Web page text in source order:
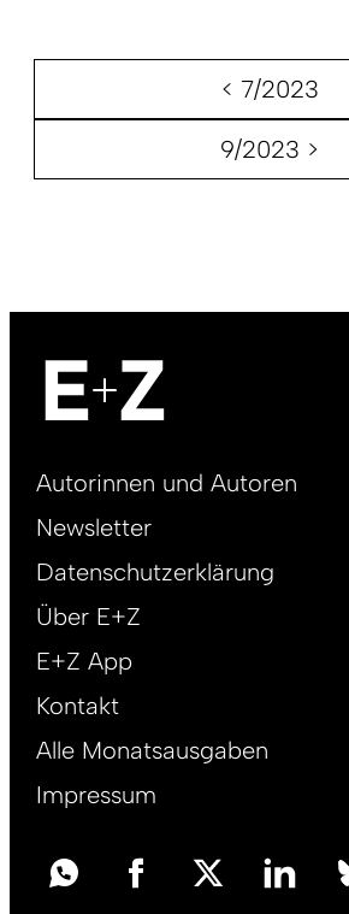
< 7/2023
9/2023 >
Footer
DE
Autorinnen und Autoren
Newsletter
Datenschutzerklärung
Über E+Z
E+Z App
Kontakt
Alle Monatsausgaben
Impressum